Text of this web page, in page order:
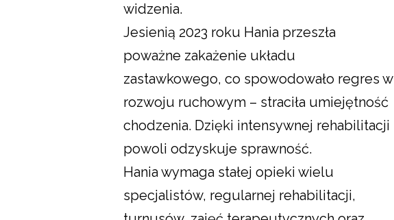
widzenia.
Jesienią 2023 roku Hania przeszła
poważne zakażenie układu
zastawkowego, co spowodowało regres w
rozwoju ruchowym – straciła umiejętność
chodzenia. Dzięki intensywnej rehabilitacji
powoli odzyskuje sprawność.
Hania wymaga stałej opieki wielu
specjalistów, regularnej rehabilitacji,